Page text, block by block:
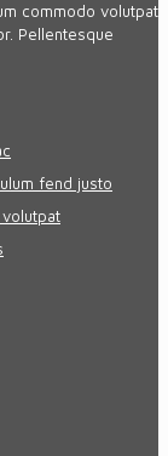
commodo volutpat
Pellentesque
fend justo